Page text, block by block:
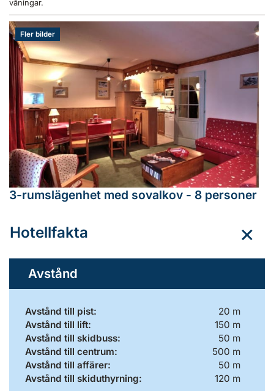
våningar.
Fler bilder
3-rumslägenhet med sovalkov - 8 personer
Hotellfakta
Avstånd
Avstånd till pist:
20 m
Avstånd till lift:
150 m
Avstånd till skidbuss:
50 m
Avstånd till centrum:
500 m
Avstånd till affärer:
50 m
Avstånd till skiduthyrning:
120 m